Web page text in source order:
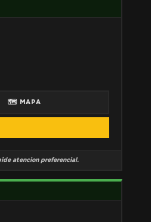
🗺 MAPA
atencion preferencial.